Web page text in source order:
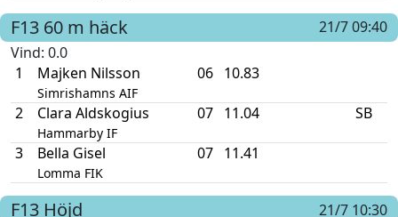
F13 60 m häck
21/7 09:40
Vind: 0.0
1
Majken Nilsson
Simrishamns AIF
06 10.83
2 Clara Aldskogius
Hammarby IF
07 11.04 SB
3 Bella Gisel
Lomma FIK
07 11.41
F13 Höjd
21/7 10:30